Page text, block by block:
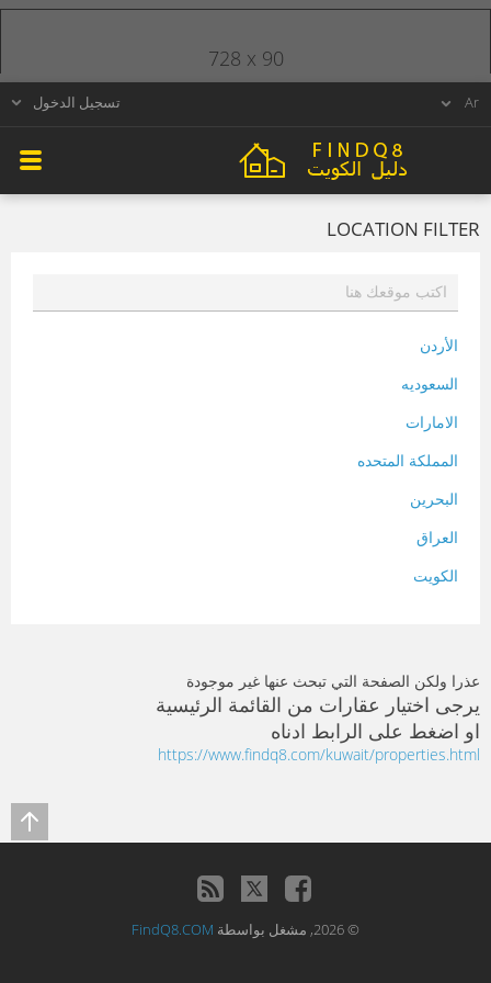
تسجيل الدخول
LOCATION FILTER
الأردن
السعوديه
الامارات
المملكة المتحده
البحرين
العراق
الكويت
سلطنة عمان
فلسطين
قطر
تونس
عذرا ولكن الصفحة التي تبحث عنها غير موجودة
يرجى اختيار عقارات من القائمة الرئيسية
او اضغط على الرابط ادناه
https://www.findq8.com/kuwait/properties.html
728 x 90
© 2026, مشغل بواسطة FindQ8.COM